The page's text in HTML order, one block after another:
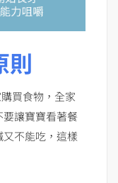
則
買食物，全家
讓寶寶看著餐
不能吃，這樣